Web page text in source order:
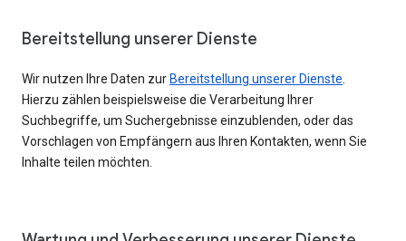
Bereitstellung unserer Dienste
Wir nutzen Ihre Daten zur Bereitstellung unserer Dienste
Hierzu zählen beispielsweise die Verarbeitung Ihrer
Suchbegriffe, um Suchergebnisse einzublenden, oder das
Vorschlagen von Empfängern aus Ihren Kontakten, wenn Sie
Inhalte teilen möchten.